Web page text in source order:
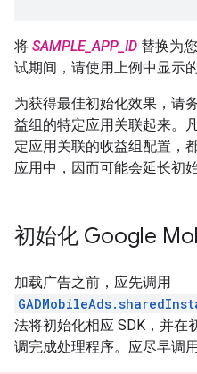
将 SAMPLE_APP_ID 替换为
试期间，请使用上例中显示
为获得最佳初始化效果，请
益组的特定应用关联起来。
定应用关联的收益组配置，
应用中，因而可能会延长初
初始化 Google
加载广告之前，应先调用
法将初始化相应 SDK，并在
调完成处理程序。应尽早调